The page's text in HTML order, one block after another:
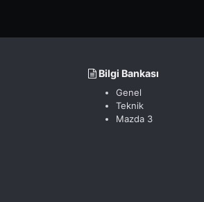
Bilgi Bankası
Genel
Teknik
Mazda 3